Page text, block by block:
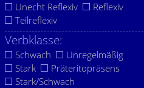
Unecht Reflexiv
Reflexiv
Teilreflexiv
Verbklasse:
Schwach
Unregelmäßig
Stark
Präteritopräsens
Stark/Schwach